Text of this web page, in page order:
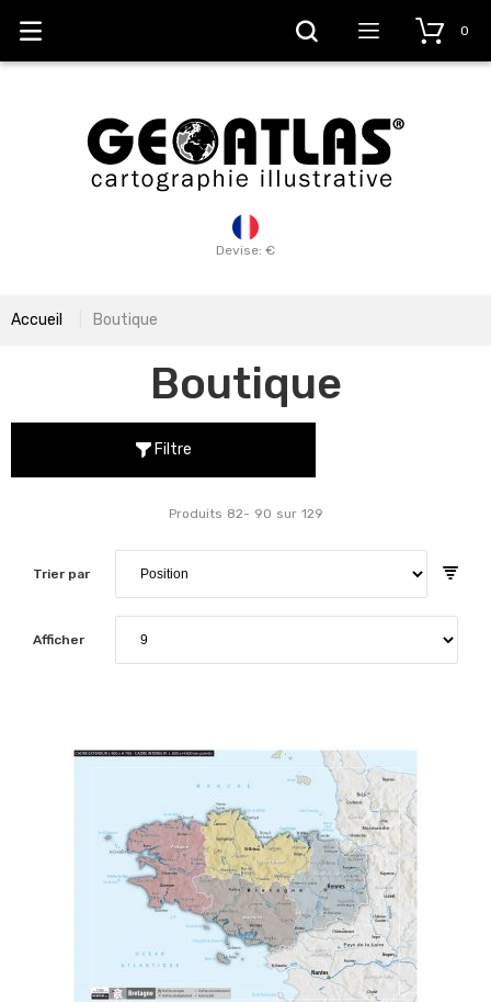
Devise: €
0
Accueil Boutique
Boutique
Filtre
Trier par
Produits 82- 90 sur 129
Afficher